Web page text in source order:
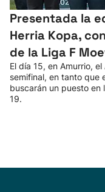
Presentada la
Herria Kopa,
de la Liga F
El día 15, en Amurrio,
semifinal, en tanto que
buscarán un puesto en
19.